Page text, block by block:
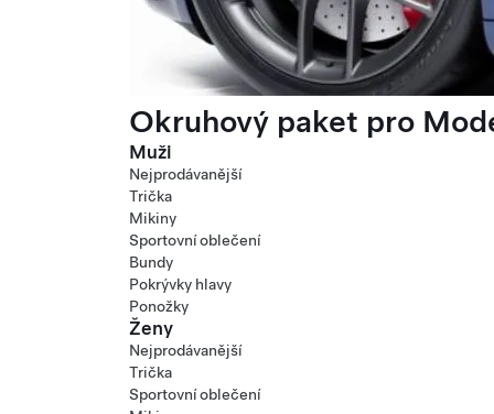
Okruhový paket pro
Muži
Nejprodávanější
Trička
Mikiny
Sportovní oblečení
Bundy
Pokrývky hlavy
Ponožky
Ženy
Nejprodávanější
Trička
Sportovní oblečení